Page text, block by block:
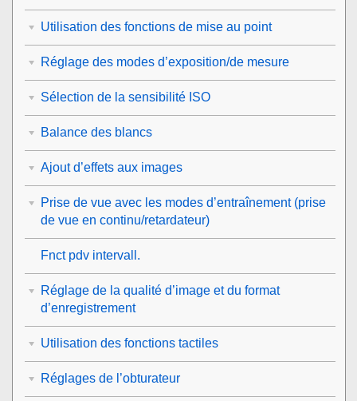
Utilisation des fonctions de mise au point
Réglage des modes d’exposition/de mesure
Sélection de la sensibilité ISO
Balance des blancs
Ajout d’effets aux images
Prise de vue avec les modes d’entraînement (prise
de vue en continu/retardateur)
Fnct pdv intervall.
Réglage de la qualité d’image et du format
d’enregistrement
Utilisation des fonctions tactiles
Réglages de l’obturateur